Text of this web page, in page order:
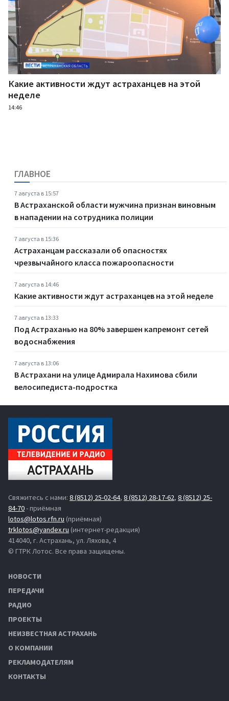
Какие активности ждут астраханцев на этой
неделе
14:46
ГЛАВНОЕ
7 августа в 15:57
В Астраханской области мужчина признан виновным
в нападении на сотрудника полиции
7 августа в 15:36
Астраханцам рассказали об опасностях
чрезвычайного класса пожароопасности
7 августа в 14:46
Какие активности ждут астраханцев на этой неделе
7 августа в 13:33
Под Астраханью на 80% завершен капремонт сетей
водоснабжения
7 августа в 13:06
В Астрахани на улице Адмирала Нахимова сбили
велосипедиста-подростка
Свяжитесь с нами: 8 (8512) 25-02-64, 8 (8512) 28-17-62, 8 (8512) 25-
84-70- приёмная
lotos@lotos.rfn.ru (приёмная)
trklotos@yandex.ru (интернет-редакция)
414040, г. Астрахань, ул. Ляхова, 4
© ГТРК Лотос. Все права защищены.
НОВОСТИ
ПЕРЕДАЧИ
РАДИО
ПРОЕКТЫ
НЕИЗВЕСТНАЯ АСТРАХАНЬ
О КОМПАНИИ
РЕКЛАМОДАТЕЛЯМ
КОНТАКТЫ